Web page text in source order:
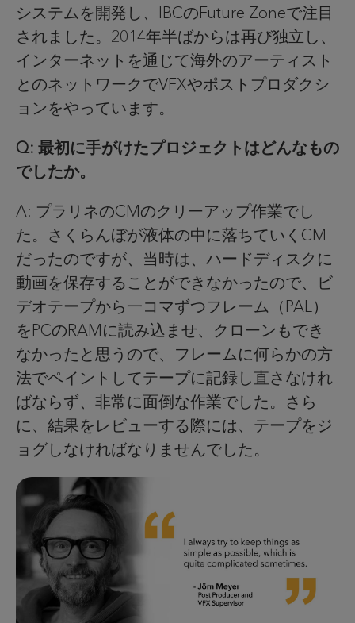
システムを開発し、IBCのFuture Zoneで注目
されました。2014年半ばからは再び独立し、
インターネットを通じて海外のアーティスト
とのネットワークでVFXやポストプロダクシ
ョンをやっています。
Q: 最初に手がけたプロジェクトはどんなもの
でしたか。
A: プラリネのCMのクリーアップ作業でし
た。さくらんぼが液体の中に落ちていくCM
だったのですが、当時は、ハードディスクに
動画を保存することができなかったので、ビ
デオテープから一コマずつフレーム（PAL）
をPCのRAMに読み込ませ、クローンもでき
なかったと思うので、フレームに何らかの方
法でペイントしてテープに記録し直さなけれ
ばならず、非常に面倒な作業でした。さら
に、結果をレビューする際には、テープをジ
ョグしなければなりませんでした。